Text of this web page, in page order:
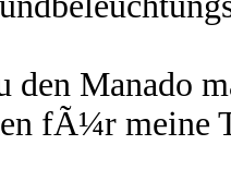
den Manado
fÃ¼r meine